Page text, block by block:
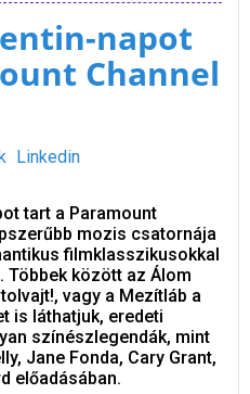
napot
Channel
Linkedin
tart a Paramount
mozis csatornája
filmklasszikusokkal
Többek között az Álom
vagy a Mezítláb a
is láthatjuk, eredeti
színészlegendák, mint
Jane Fonda, Cary Grant,
előadásában.